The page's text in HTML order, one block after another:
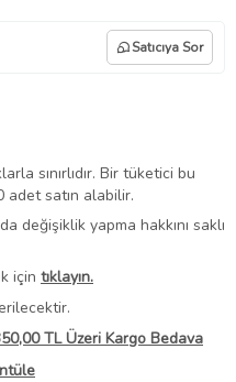
Satıcıya Sor
sınırlıdır. Bir tüketici bu
adet satın alabilir.
değişiklik yapma hakkını saklı
için tıklayın.
TL Üzeri Kargo Bedava